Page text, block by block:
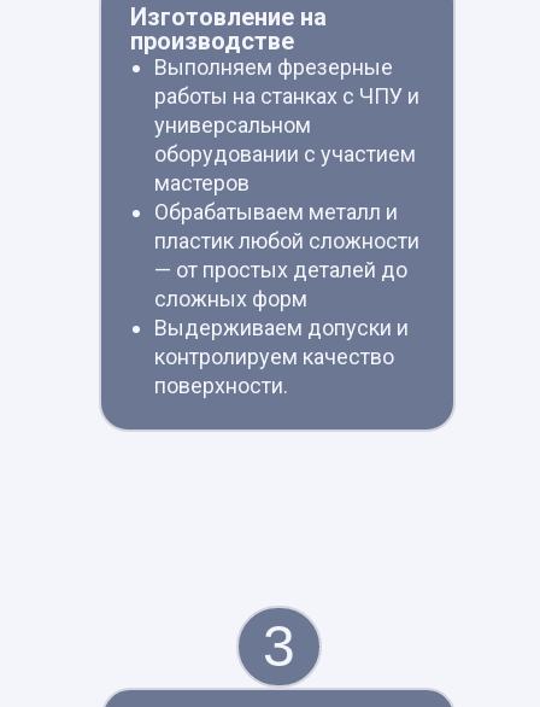
3
Изготовление на
производстве
Выполняем фрезерные
работы на станках с ЧПУ и
универсальном
оборудовании с участием
мастеров
Обрабатываем металл и
пластик любой сложности
— от простых деталей до
сложных форм
Выдерживаем допуски и
контролируем качество
поверхности.